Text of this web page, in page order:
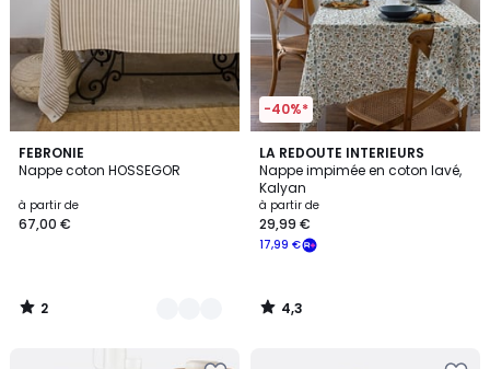
FEBRONIE
Nappe coton HOSSEGOR
à partir de
67,00 €
2
/
7
Couleurs
2
/
-40%*
LA REDOUTE INTERIEURS
Nappe impimée en coton lavé,
Kalyan
à partir de
17,99 €
29,99 €
4,3
/ 5
4,3
/